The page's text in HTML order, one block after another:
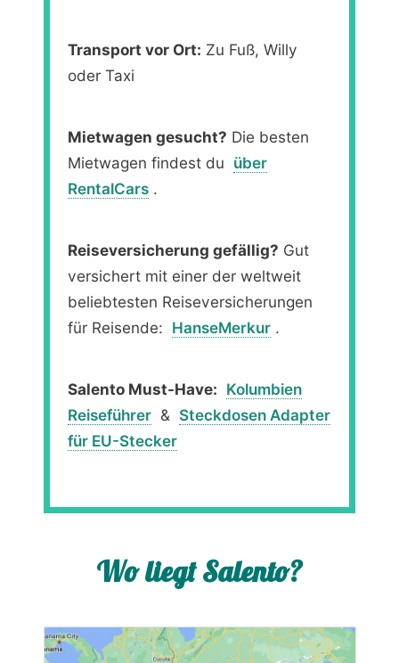
Transport vor Ort: Zu Fuß, Willy
oder Taxi
Mietwagen gesucht? Die besten
Mietwagen findest du über
RentalCars .
Reiseversicherung gefällig? Gut
versichert mit einer der weltweit
beliebtesten Reiseversicherungen
für Reisende: HanseMerkur .
Salento Must-Have: Kolumbien
Reiseführer & Steckdosen Adapter
für EU-Stecker
Wo liegt Salento?